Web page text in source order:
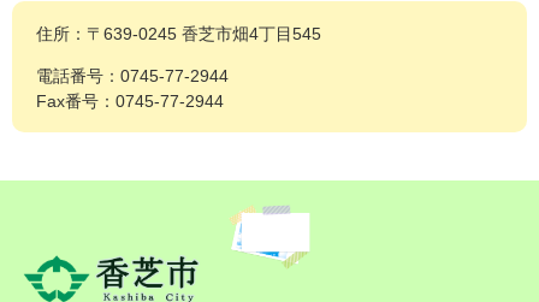
住所：〒639-0245 香芝市畑4丁目545
電話番号：0745-77-2944
Fax番号：0745-77-2944